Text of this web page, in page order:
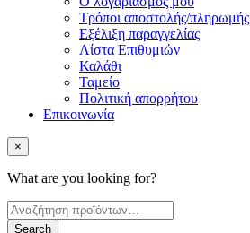
Τρόποι αποστολής/πληρωμής
Εξέλιξη παραγγελίας
Λίστα Επιθυμιών
Καλάθι
Ταμείο
Πολιτική απορρήτου
Επικοινωνία
×
What are you looking for?